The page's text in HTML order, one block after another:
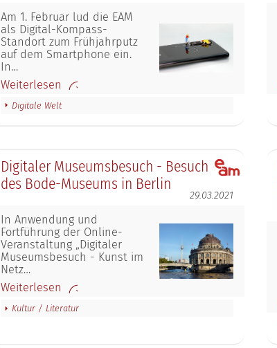
Am 1. Februar lud die EAM
als Digital-Kompass-
Standort zum Frühjahrputz
auf dem Smartphone ein.
In…
Weiterlesen
Digitale Welt
Digitaler Museumsbesuch - Besuch
des Bode-Museums in Berlin
29.03.2021
In Anwendung und
Fortführung der Online-
Veranstaltung „Digitaler
Museumsbesuch - Kunst im
Netz…
Weiterlesen
Kultur / Literatur